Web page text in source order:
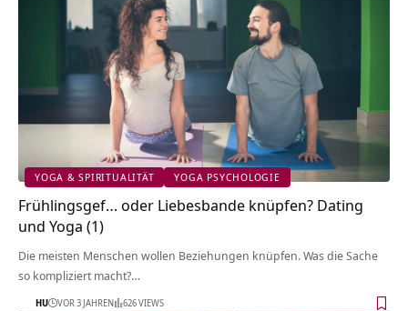
YOGA & SPIRITUALITÄT YOGA PSYCHOLOGIE
Frühlingsgef… oder Liebesbande knüpfen? Dating
und Yoga (1)
Die meisten Menschen wollen Beziehungen knüpfen. Was die Sache
so kompliziert macht?…
HU VOR 3 JAHREN 626 VIEWS